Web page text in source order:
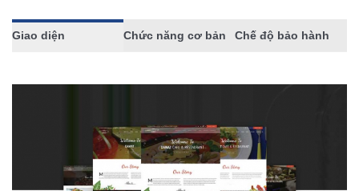
Giao diện Chức năng cơ bản Chế độ bảo hành